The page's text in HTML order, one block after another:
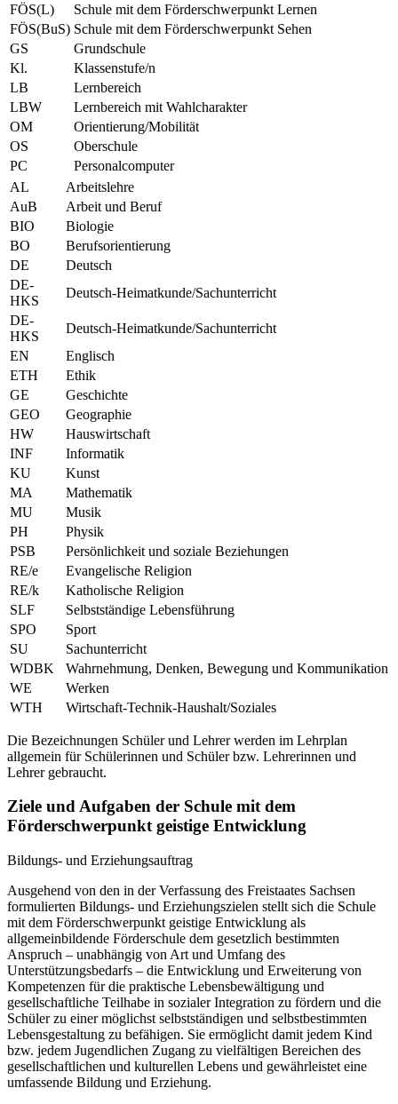
FÖS(L)
Schule mit dem Förderschwerpunkt Lernen
FÖS(BuS) Schule mit dem Förderschwerpunkt Sehen
GS
Grundschule
Kl.
Klassenstufe/n
LB
Lernbereich
LBW
Lernbereich mit Wahlcharakter
OM
Orientierung/Mobilität
OS
Oberschule
PC
Personalcomputer
AL
Arbeitslehre
AuB
Arbeit und Beruf
BIO
Biologie
BO
Berufsorientierung
DE
Deutsch
DE-
HKS
Deutsch-Heimatkunde/Sachunterricht
DE-
HKS
Deutsch-Heimatkunde/Sachunterricht
EN
Englisch
ETH
Ethik
GE
Geschichte
GEO
Geographie
HW
Hauswirtschaft
INF
Informatik
KU
Kunst
MA
Mathematik
MU
Musik
PH
Physik
PSB
Persönlichkeit und soziale Beziehungen
RE/e
Evangelische Religion
RE/k
Katholische Religion
SLF
Selbstständige Lebensführung
SPO
Sport
SU
Sachunterricht
WDBK
Wahrnehmung, Denken, Bewegung und Kommunikation
WE
Werken
WTH
Wirtschaft-Technik-Haushalt/Soziales
Die Bezeichnungen Schüler und Lehrer werden im Lehrplan
allgemein für Schülerinnen und Schüler bzw. Lehrerinnen und
Lehrer gebraucht.
Ziele und Aufgaben der Schule mit dem
Förderschwerpunkt geistige Entwicklung
Bildungs- und Erziehungsauftrag
Ausgehend von den in der Verfassung des Freistaates Sachsen
formulierten Bildungs- und Erziehungszielen stellt sich die Schule
mit dem Förderschwerpunkt geistige Entwicklung als
allgemeinbildende Förderschule dem gesetzlich bestimmten
Anspruch – unabhängig von Art und Umfang des
Unterstützungsbedarfs – die Entwicklung und Erweiterung von
Kompetenzen für die praktische Lebensbewältigung und
gesellschaftliche Teilhabe in sozialer Integration zu fördern und die
Schüler zu einer möglichst selbstständigen und selbstbestimmten
Lebensgestaltung zu befähigen. Sie ermöglicht damit jedem Kind
bzw. jedem Jugendlichen Zugang zu vielfältigen Bereichen des
gesellschaftlichen und kulturellen Lebens und gewährleistet eine
umfassende Bildung und Erziehung.